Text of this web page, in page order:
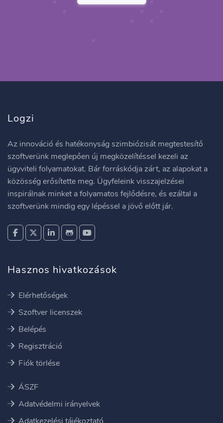
Logzi
Az innováció és hatékonyság szimbiózisát megtestesítő
szoftverünk meglepően új megközelítéssel kezeli az
ügyviteli folyamatokat. Bár forráskódja zárt, az alapokat a
közösség erősítette meg. Ügyfeleink visszajelzései
inspirálnak minket a folyamatos fejlődésre, és ezáltal a
szoftverünk mindig egy lépéssel a jövő előtt jár.
Hasznos hivatkozások
Elérhetőségek
Szoftver licenszek
Belépés
Regisztráció
Fiók törlése
ÁSZF
Adatvédelmi irányelvek